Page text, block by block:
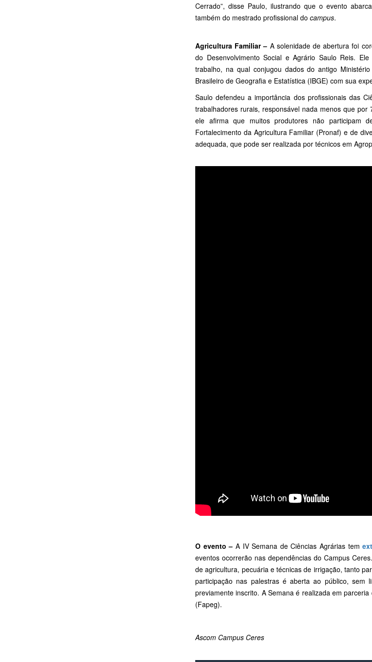
Cerrado”, disse Paulo, ilustrando que o evento
também do mestrado profissional do campus.
Agricultura Familiar – A solenidade de abertura foi
do Desenvolvimento Social e Agrário Saulo Reis.
trabalho, na qual conjugou dados do antigo
Brasileiro de Geografia e Estatística (IBGE) com sua
Saulo defendeu a importância dos profissionais das
trabalhadores rurais, responsável nada menos que
ele afirma que muitos produtores não participam
Fortalecimento da Agricultura Familiar (Pronaf) e de
adequada, que pode ser realizada por técnicos em
O evento – A IV Semana de Ciências Agrárias tem
eventos ocorrerão nas dependências do Campus
de agricultura, pecuária e técnicas de irrigação, tanto
participação nas palestras é aberta ao público,
previamente inscrito. A Semana é realizada em
(Fapeg).
Ascom Campus Ceres